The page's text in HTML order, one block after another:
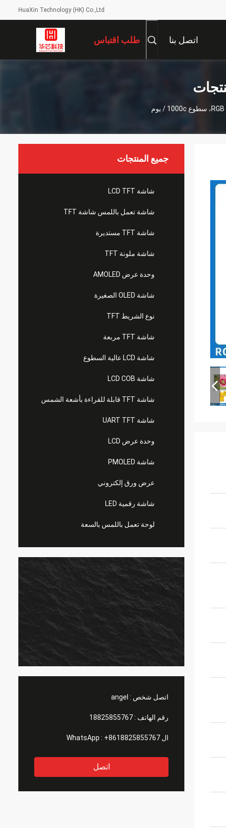
HuaXin Technology (HK) Co.,Ltd
اتصل بنا طلب اقتباس
جميع المنتجات
شاشة LCD TFT
شاشة تعمل باللمس شاشة TFT
شاشة TFT مستديرة
شاشة ملونة TFT
وحدة عرض AMOLED
شاشة OLED الصغيرة
نوع الشريط TFT
شاشة TFT مربعة
شاشة LCD عالية السطوع
شاشة LCD COB
شاشة TFT قابلة للقراءة بأشعة الشمس
شاشة UART TFT
وحدة عرض LCD
شاشة PMOLED
عرض ورق إلكتروني
شاشة رقمية LED
لوحة تعمل باللمس بالسعة
اتصل شخص : angel
رقم الهاتف :18825855767
ال WhatsApp : +8618825855767
اتصل